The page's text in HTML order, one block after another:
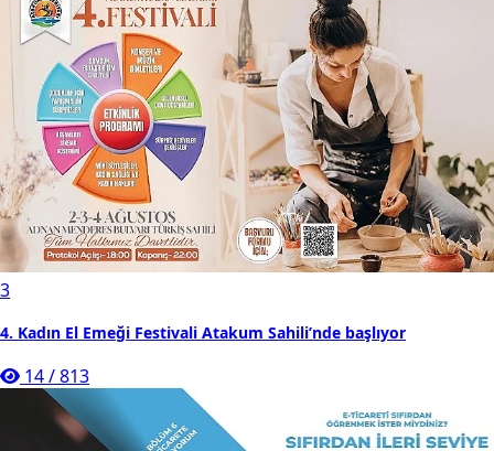
3
4. Kadın El Emeği Festivali Atakum Sahili’nde başlıyor
14/813